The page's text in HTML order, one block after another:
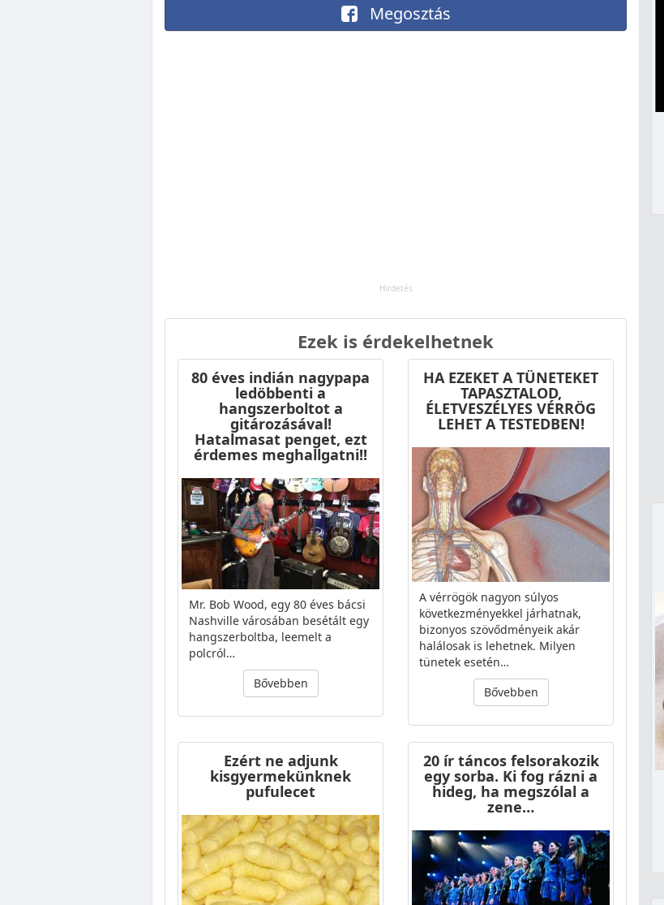
Megosztás
Ezek is érdekelhetnek
80 éves indián nagypapa
ledöbbenti a
hangszerboltot a
gitározásával!
Hatalmasat penget, ezt
érdemes meghallgatni!!
Mr. Bob Wood, egy 80 éves bácsi
Nashville városában besétált egy
hangszerboltba, leemelt a
polcról…
Bővebben
HA EZEKET A TÜNETEKET
TAPASZTALOD,
ÉLETVESZÉLYES VÉRRÖG
LEHET A TESTEDBEN!
A vérrögök nagyon súlyos
következményekkel járhatnak,
bizonyos szövődményeik akár
halálosak is lehetnek. Milyen
tünetek esetén…
Bővebben
Ezért ne adjunk
kisgyermekünknek
pufulecet
20 ír táncos felsorakozik
egy sorba. Ki fog rázni a
hideg, ha megszólal a
zene…